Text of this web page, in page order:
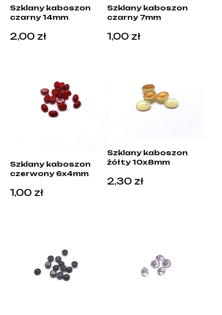
Szklany kaboszon
czarny 14mm
2,00 zł
Szklany kaboszon
czarny 7mm
1,00 zł
Szklany kaboszon
czerwony 6x4mm
1,00 zł
Szklany kaboszon
żółty 10x8mm
2,30 zł